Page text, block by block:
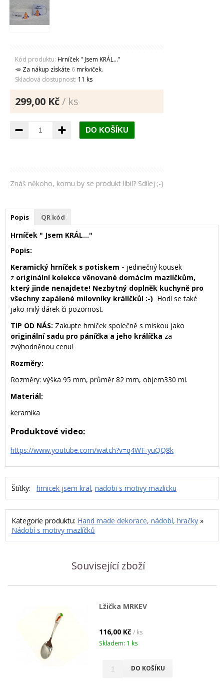
Kód produktu: Hrníček " Jsem KRÁL..."
🥕 Za nákup získáte 6mrkviček.
Skladová dostupnost: 11 ks
299,00 Kč/ ks
Znáš někoho, komu by se produkt líbil? Sdílej ;-)
Popis QR kód
Hrníček " Jsem KRÁL..."
Popis:
Keramický hrníček s potiskem - jedinečný kousek
z originální kolekce věnované domácím mazlíčkům,
který jinde nenajdete! Nezbytný doplněk kuchyně pro
všechny zapálené milovníky králíčků! :-) Hodí se také
jako milý dárek či pozornost.
TIP OD NÁS: Zakupte hrníček společně s miskou jako
originální sadu pro páníčka a jeho králíčka za
zvýhodněnou cenu!
Rozměry:
Rozměry: výška 95 mm, průměr 82 mm, objem330 ml.
Materiál:
keramika
Produktové video:
https://www.youtube.com/watch?v=q4WF-yuQQ8k
Štítky: hrnicek jsem kral, nadobi s motivy mazlicku
Kategorie produktu: Hand made dekorace, nádobí, hračky »
Nádobí s motivy mazlíčků
Související zboží
Lžička MRKEV
116,00 Kč / ks
Skladem: 1 ks
DO KOŠÍKU